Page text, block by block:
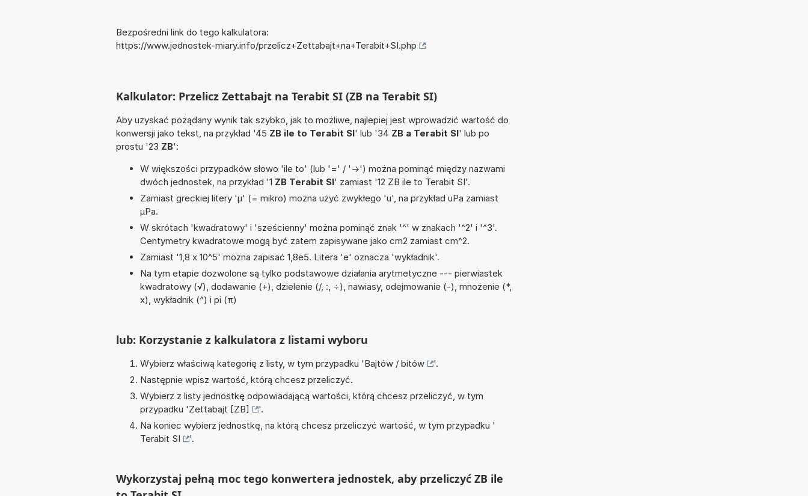
Bezpośredni link do tego kalkulatora:
https://www.jednostek-miary.info/przelicz+Zettabajt+na+Terabit+SI.php
Kalkulator: Przelicz Zettabajt na Terabit SI (ZB na Terabit SI)
Aby uzyskać pożądany wynik tak szybko, jak to możliwe, najlepiej jest wprowadzić wartość do
konwersji jako tekst, na przykład '45 ZB ile to Terabit SI' lub '34 ZB a Terabit SI' lub po
prostu '23 ZB':
W większości przypadków słowo 'ile to' (lub '=' / '->') można pominąć między nazwami
dwóch jednostek, na przykład '1 ZB Terabit SI' zamiast '12 ZB ile to Terabit SI'.
Zamiast greckiej litery 'µ' (= mikro) można użyć zwykłego 'u', na przykład uPa zamiast
µPa.
W skrótach 'kwadratowy' i 'sześcienny' można pominąć znak '^' w znakach '^2' i '^3'.
Centymetry kwadratowe mogą być zatem zapisywane jako cm2 zamiast cm^2.
Zamiast '1,8 x 10^5' można zapisać 1,8e5. Litera 'e' oznacza 'wykładnik'.
Na tym etapie dozwolone są tylko podstawowe działania arytmetyczne --- pierwiastek
kwadratowy (√), dodawanie (+), dzielenie (/, :, ÷), nawiasy, odejmowanie (-), mnożenie (*,
x), wykładnik (^) i pi (π)
lub: Korzystanie z kalkulatora z listami wyboru
Wybierz właściwą kategorię z listy, w tym przypadku 'Bajtów / bitów
'.
Następnie wpisz wartość, którą chcesz przeliczyć.
Wybierz z listy jednostkę odpowiadającą wartości, którą chcesz przeliczyć, w tym
przypadku 'Zettabajt [ZB]
'.
Na koniec wybierz jednostkę, na którą chcesz przeliczyć wartość, w tym przypadku '
Terabit SI
'.
Wykorzystaj pełną moc tego konwertera jednostek, aby przeliczyć ZB ile